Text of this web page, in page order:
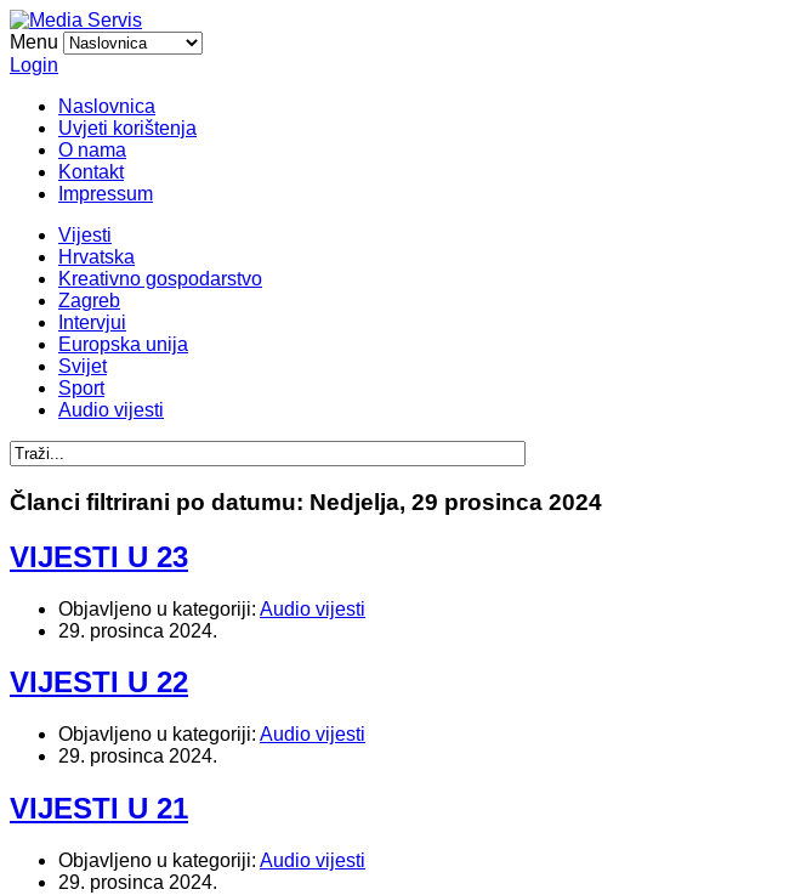
Menu
Login
Naslovnica
Uvjeti korištenja
O nama
Kontakt
Impressum
Vijesti
Hrvatska
Kreativno gospodarstvo
Zagreb
Intervjui
Europska unija
Svijet
Sport
Audio vijesti
Članci filtrirani po datumu: Nedjelja, 29 prosinca 2024
VIJESTI U 23
Objavljeno u kategoriji: Audio vijesti
29. prosinca 2024.
VIJESTI U 22
Objavljeno u kategoriji: Audio vijesti
29. prosinca 2024.
VIJESTI U 21
Objavljeno u kategoriji: Audio vijesti
29. prosinca 2024.